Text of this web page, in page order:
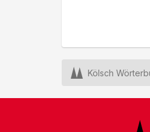
Kölsch